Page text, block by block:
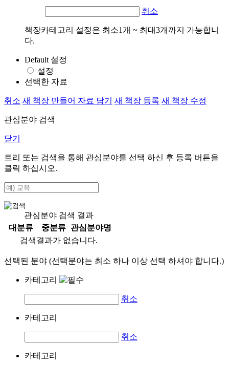
취소
책장카테고리 설정은 최소1개 ~ 최대3개까지 가능합니
다.
Default 설정
설정
선택한 자료
취소 새 책장 만들어 자료 담기 새 책장 등록 새 책장 수정
관심분야 검색
닫기
트리 또는 검색을 통해 관심분야를 선택 하신 후 등록 버튼을
클릭 하십시오.
관심분야 검색 결과
대분류
중분류
관심분야명
검색결과가 없습니다.
선택된 분야 (선택분야는 최소 하나 이상 선택 하셔야 합니다.)
카테고리
취소
카테고리
취소
카테고리